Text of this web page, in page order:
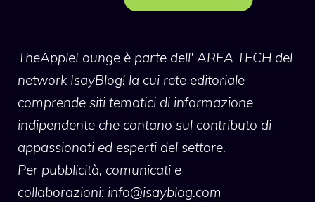
TheAppleLounge è parte dell' AREA TECH del
network IsayBlog! la cui rete editoriale
comprende siti tematici di informazione
indipendente che contano sul contributo di
appassionati ed esperti del settore.
Per pubblicità, comunicati e
collaborazioni: info@isayblog.com